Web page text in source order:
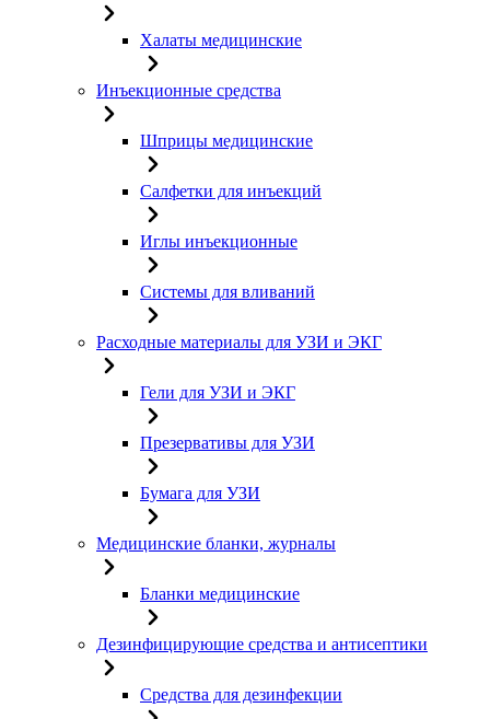
Халаты медицинские
Инъекционные средства
Шприцы медицинские
Салфетки для инъекций
Иглы инъекционные
Системы для вливаний
Расходные материалы для УЗИ и ЭКГ
Гели для УЗИ и ЭКГ
Презервативы для УЗИ
Бумага для УЗИ
Медицинские бланки, журналы
Бланки медицинские
Дезинфицирующие средства и антисептики
Средства для дезинфекции